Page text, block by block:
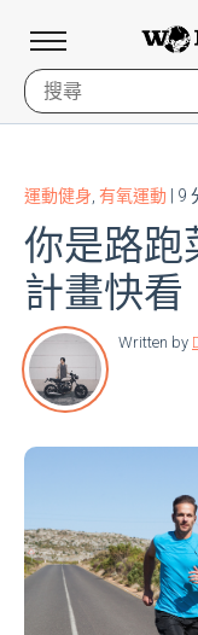
運動健身 有氧運動 | 9
你是路跑
計畫快看
Written by